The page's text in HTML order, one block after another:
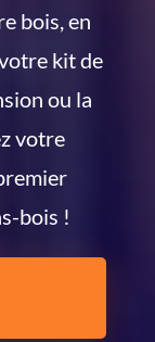
bois, en
kit de
ou la
votre
bois !